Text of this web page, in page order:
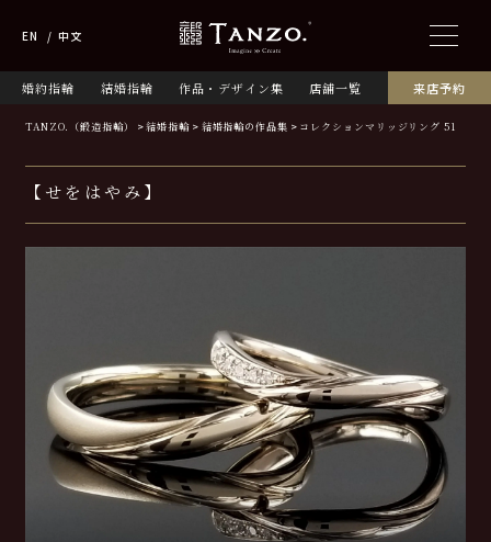
婚約指輪 結婚指輪 作品・デザイン集 店舗一覧 来店予約
EN 中文
TANZO.（鍛造指輪） 結婚指輪 結婚指輪の作品集 コレクションマリッジリング 51
【せをはやみ】